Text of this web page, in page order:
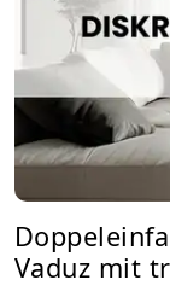
Vaduz mit